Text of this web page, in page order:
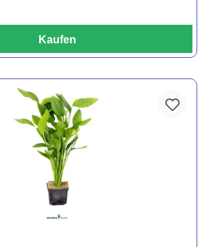
Kaufen